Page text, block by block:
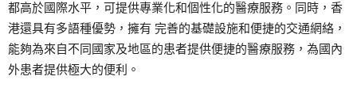
都高於國際水平，可提供專業化和個性化的醫療服務。同時，香
港還具有多語種優勢，擁有 完善的基礎設施和便捷的交通網絡，
能夠為來自不同國家及地區的患者提供便捷的醫療服務，為國內
外患者提供極大的便利。